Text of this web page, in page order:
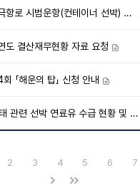
2026년 북극항로 시범운항(컨테이너 선박) 선사 선정 공고
결산재무현황 자료 요청 첨부파일
「해운의 탑」 신청 안내 첨부파일
호르무즈 사태 관련 선박 연료유 수급 현황 및 지원방안 조사 요청
2 3 4 5 6 7